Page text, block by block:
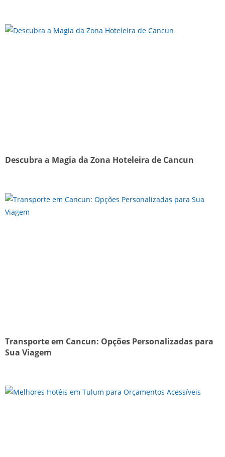
Descubra a Magia da Zona Hoteleira de Cancun
Transporte em Cancun: Opções Personalizadas para
Sua Viagem